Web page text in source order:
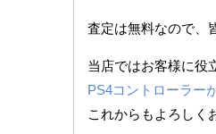
査定は無料なので、
当店ではお客様に役
PS4コントローラー
これからもよろしく